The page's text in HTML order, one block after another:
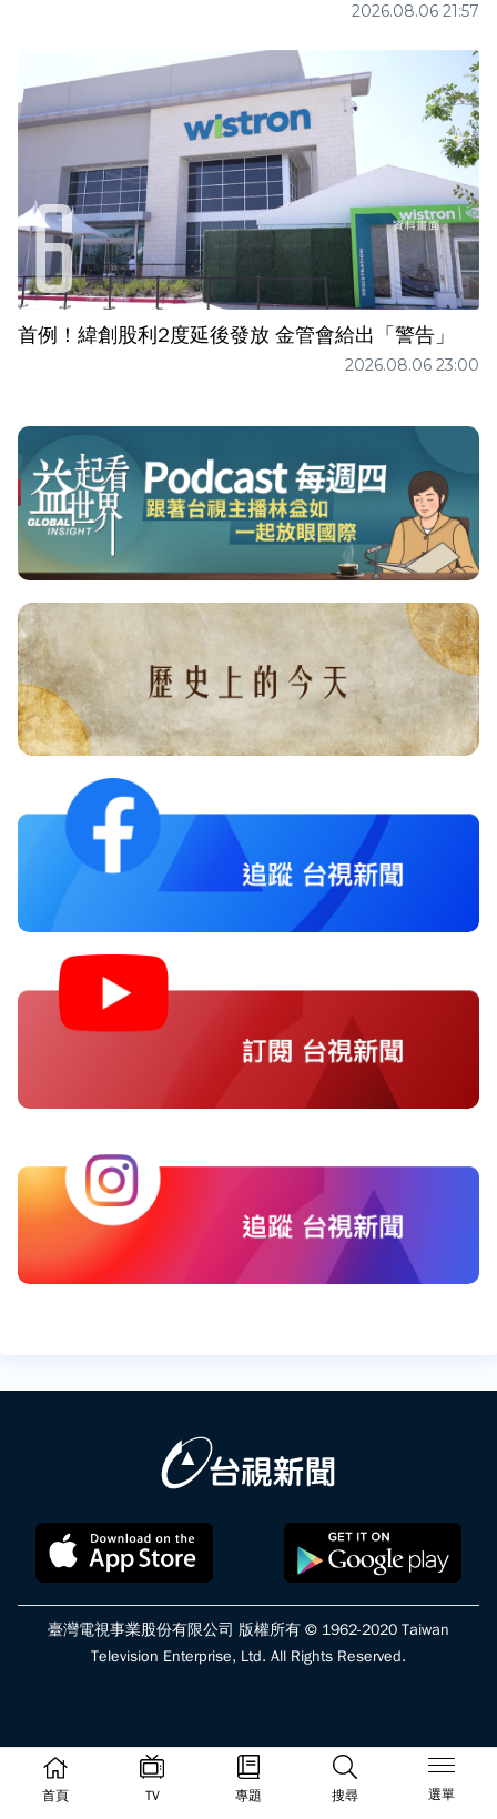
首頁 TV 專題 搜尋 選單
2026.08.06 21:57
首例！緯創股利2度延後發放 金管會給出「警告」
2026.08.06 23:00
臺灣電視事業股份有限公司 版權所有 © 1962-2020 Taiwan
Television Enterprise, Ltd. All Rights Reserved.